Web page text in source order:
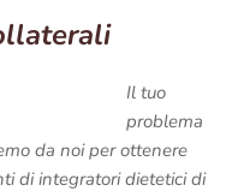
Il tuo
problema
da noi per ottenere
di integratori dietetici di